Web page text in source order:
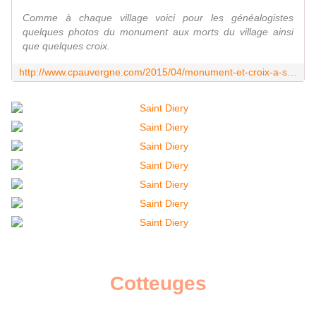
Comme à chaque village voici pour les généalogistes
quelques photos du monument aux morts du village ainsi
que quelques croix.
http://www.cpauvergne.com/2015/04/monument-et-croix-a-saint-diery.html
Cotteuges